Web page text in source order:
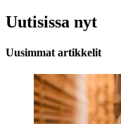
Uutisissa nyt
Uusimmat artikkelit